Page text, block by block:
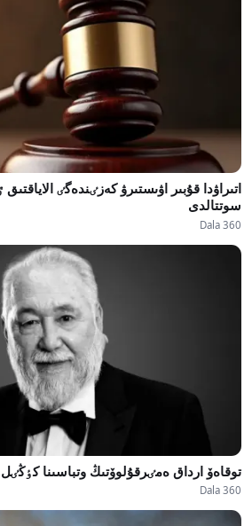
اتىراۋدا قۇبىر اۋىستىرۋ كەزٸندەگٸ
سوتتالدى
Dala 360
توقاەۆ ارداق ەمٸرقۇلوۆتىڭ وتباسىنا كٶڭٸل
Dala 360